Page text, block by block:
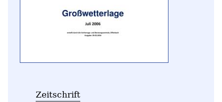
Zeitschrift